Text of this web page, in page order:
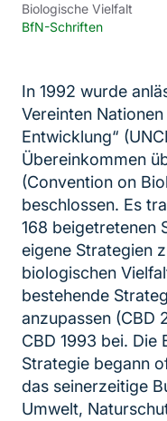
Biologische Vielfalt
BfN-Schriften
In 1992 wurde
Vereinten
Entwicklung“
Übereinkommen
(Convention on
beschlossen. Es
168 beigetretenen
eigene Strategien
biologischen
bestehende
anzupassen (CBD
CBD 1993 bei. Die
Strategie begann
das seinerzeitige
Umwelt,